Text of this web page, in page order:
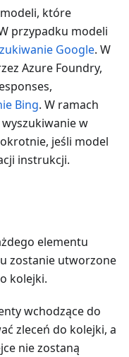
które
przypadku modeli
Google. W
Azure Foundry,
Bing. W ramach
w
jeśli model
instrukcji.
elementu
zostanie utworzone
kolejki.
wchodzące do
zleceń do kolejki, a
nie zostaną